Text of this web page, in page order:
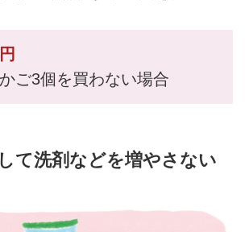
ご3個を買わない場合
て洗剤などを増やさない